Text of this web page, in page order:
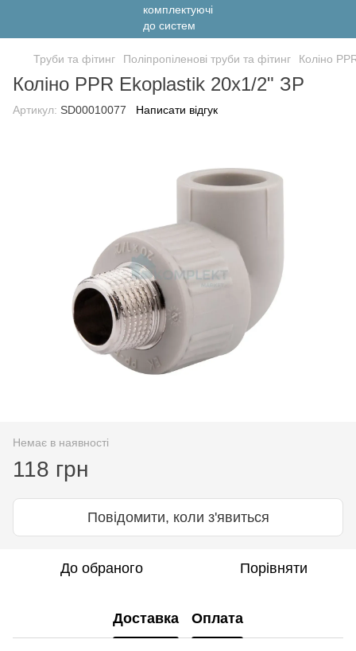
Труби та фітинг Поліпропіленові труби та фітинг Коліно
Коліно PPR Ekoplastik 20х1/2" ЗР
Артикул: SD00010077 Написати відгук
Немає в наявності
118 грн
Повідомити, коли з'явиться
До обраного Порівняти
Доставка Оплата